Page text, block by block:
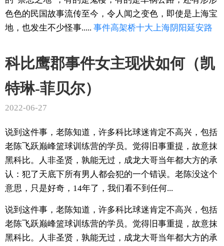
色色的民国故事流传至今，令人闻之变色，即使是上海宝
地，也发生不少怪事..... 事件高架桥十大上海阴阳 延安路
科比鹰郡事件女主现状如何（凯
特琳-菲贝尔）
2022-06-27
说到这件事，老陈知道，许多科比球迷肯定不高兴，包括
老陈飞跃巅峰篮球训练营的学员。觉得旧事重提，故意抹
黑科比。人非圣贤，孰能无过，成龙大哥当年都大方的承
认：犯了天底下所有男人都会犯的一个错误。老陈没这个
意思，只是好奇，14年了，我们看不到任何...
说到这件事，老陈知道，许多科比球迷肯定不高兴，包括
老陈飞跃巅峰篮球训练营的学员。觉得旧事重提，故意抹
黑科比。人非圣贤，孰能无过，成龙大哥当年都大方的承